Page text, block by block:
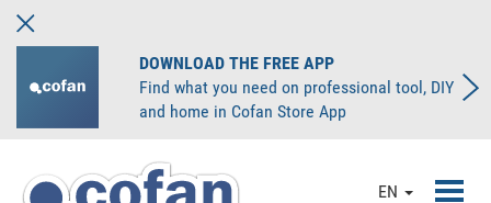
DOWNLOAD THE FREE APP
Find what you need on professional tool, DIY
and home in Cofan Store App
EN